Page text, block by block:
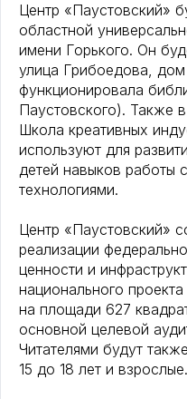
Центр «Паустовский»
областной
имени Горького. Он
улица Грибоедова,
функционировала
Паустовского). Также
Школа креативных
используют для
детей навыков работы
технологиями.
Центр «Паустовский»
реализации
ценности и
национального
на площади 627
основной целевой
Читателями будут
15 до 18 лет и взрослые.